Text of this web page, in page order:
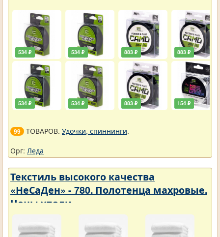
534 ₽
534 ₽
534 ₽
534 ₽
883 ₽
883 ₽
883 ₽
154 ₽
99 ТОВАРОВ. Удочки, спиннинги.
Орг: Леда
Текстиль высокого качества
«НеСаДен» - 780. Полотенца махровые.
Цены упали